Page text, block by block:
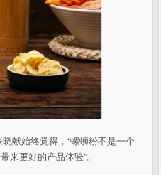
献始终觉得，“螺蛳粉不是一个
更好的产品体验”。